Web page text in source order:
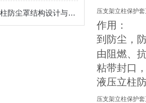
液压支架立柱防尘罩结构设计与密封防护原理 压支架立柱保护
作用：
到防尘，
由阻燃、
粘带封口
液压立柱
压支架立柱保护